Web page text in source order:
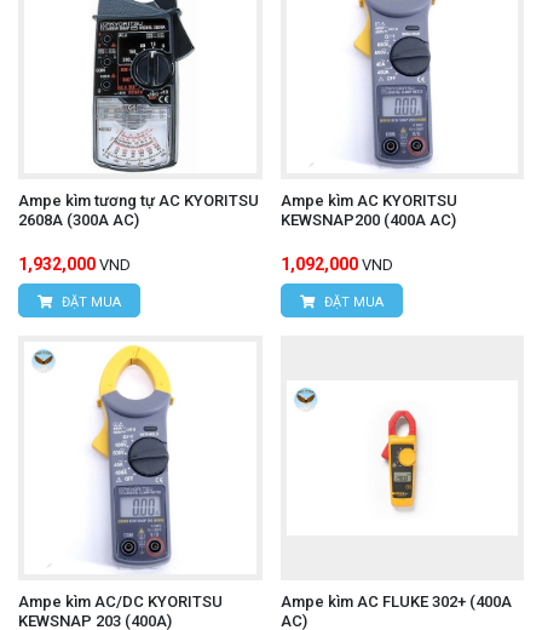
Ampe kìm tương tự AC KYORITSU
2608A (300A AC)
1,932,000 VND
ĐẶT MUA
Ampe kìm AC KYORITSU
KEWSNAP200 (400A AC)
1,092,000 VND
ĐẶT MUA
Ampe kìm AC/DC KYORITSU
KEWSNAP 203 (400A)
Ampe kìm AC FLUKE 302+ (400A
AC)